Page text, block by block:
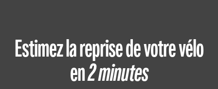
Estimez la reprise de votre vélo
en2 minutes